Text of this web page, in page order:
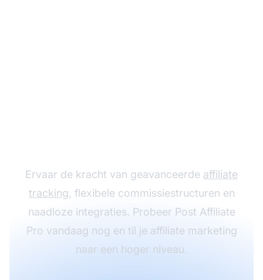
Ervaar de kracht van geavanceerde affiliate
tracking, flexibele commissiestructuren en
naadloze integraties. Probeer Post Affiliate
Pro vandaag nog en til je affiliate marketing
naar een hoger niveau.